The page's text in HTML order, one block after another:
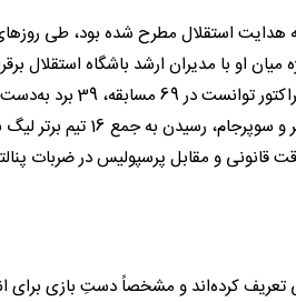
هدایت استقلال مطرح شده بود، طی
او با مدیران ارشد باشگاه استقلال
وقت قانونی و مقابل پرسپولیس در ضربات
تعریف کرده‌اند و مشخصاً دستِ بازی برای